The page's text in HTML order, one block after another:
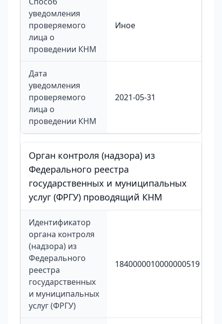
уведомления
проверяемого
лица о
проведении КНМ
Иное
Дата
уведомления
проверяемого
лица о
проведении КНМ
2021-05-31
Орган контроля (надзора) из
Федерального реестра
государственных и муниципальных
услуг (ФРГУ) проводящий КНМ
Идентификатор
органа контроля
(надзора) из
Федерального
реестра
государственных
и муниципальных
услуг (ФРГУ)
1840000010000000519